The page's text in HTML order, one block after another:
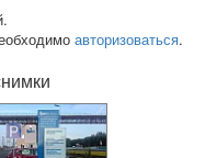
авторизоваться.